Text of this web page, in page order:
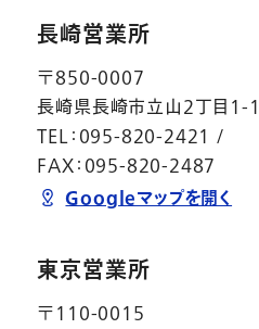
長崎営業所
〒850-0007
長崎県長崎市立山2丁目1-
TEL：095-820-2421 /
FAX：095-820-2487
Googleマップを開く
東京営業所
〒110-0015